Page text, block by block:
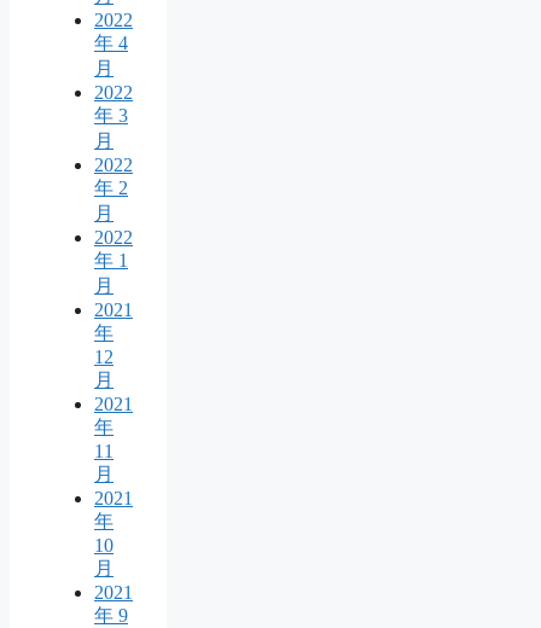
2022
年 4
月
2022
年 3
月
2022
年 2
月
2022
年 1
月
2021
年
12
月
2021
年
11
月
2021
年
10
月
2021
年 9